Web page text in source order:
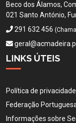
Beco dos Álamos,
021 Santo António,
291 632 456
LINKS ÚTEIS
Política de privacidade
Federação
Informações sobre